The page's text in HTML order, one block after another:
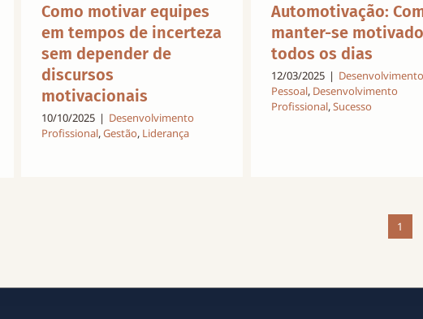
Como motivar equipes
em tempos de incerteza
sem depender de
discursos
motivacionais
10/10/2025 | Desenvolvimento
Profissional,Gestão, Liderança
Automotivação:
manter-se motivado
todos os dias
12/03/2025 | Desenvolvimento
Pessoal, Desenvolvimento
Profissional,Sucesso
1